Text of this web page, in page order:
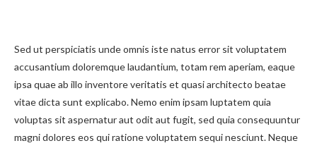
Sed ut perspiciatis unde omnis iste natus error sit voluptatem
accusantium doloremque laudantium, totam rem aperiam, eaque
ipsa quae ab illo inventore veritatis et quasi architecto beatae
vitae dicta sunt explicabo. Nemo enim ipsam luptatem quia
voluptas sit aspernatur aut odit aut fugit, sed quia consequuntur
magni dolores eos qui ratione voluptatem sequi nesciunt. Neque